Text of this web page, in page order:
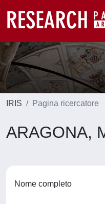
IRIS Pagina ricercatore
ARAGONA,
Nome completo